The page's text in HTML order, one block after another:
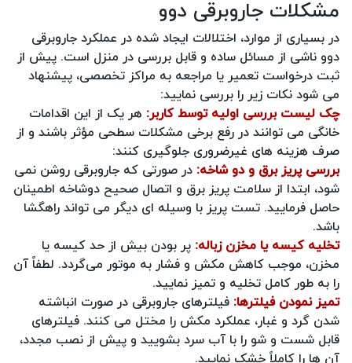
مشکلات جاروبرقی دوو
در بسیاری از موارد، اختلالات ایجاد شده در عملکرد جاروبرقی
دوو ناشی از مسائل ساده و قابل‌ بررسی در منزل است. پیش از
ثبت درخواست تعمیر یا مراجعه به مراکز تخصصی، پیشنهاد
می‌ شود نکات زیر را بررسی نمایید:
چک‌ لیست بررسی اولیه توسط کاربر: هر یک از این اقدامات
خانگی می‌ توانند در رفع برخی مشکلات سطحی مؤثر باشند و از
صرف هزینه‌ های غیرضروری جلوگیری کنند:
بررسی پریز برق و دو شاخه: در صورتی که جاروبرقی روشن نمی‌
شود، ابتدا از سلامت پریز برق و اتصال صحیح دوشاخه اطمینان
حاصل فرمایید. تست پریز با وسیله‌ ای دیگر می‌ تواند راهگشا
باشد.
تخلیه کیسه یا مخزن زباله: پر بودن بیش از حد کیسه یا
مخزن، موجب کاهش مکش و فشار به موتور می‌گردد. لطفاً آن
را به‌ طور کامل تخلیه و تمیز نمایید.
تمیز نمودن فیلترها: فیلترهای جاروبرقی در صورت انباشته‌
شدن گرد و غبار، عملکرد مکش را مختل می‌ کنند. فیلترهای
قابل شست‌ و شو را با آب سرد بشویید و پیش از نصب مجدد،
آن ها را کاملاً خشک نمایید.